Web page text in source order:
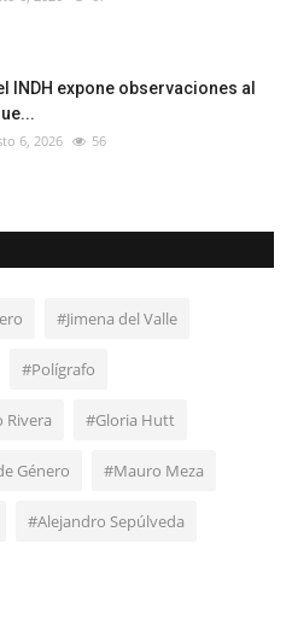
INDH expone observaciones al
6, 2026 56
#Jimena del Valle
#Polígrafo
Rivera #Gloria Hutt
Género #Mauro Meza
#Alejandro Sepúlveda